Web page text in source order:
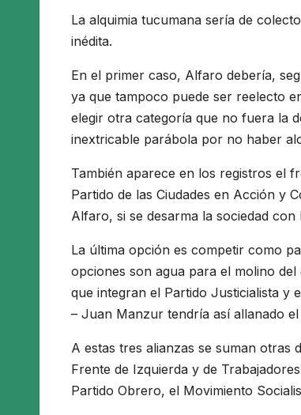
La alquimia tucumana sería de
inédita.
En el primer caso, Alfaro debería,
ya que tampoco puede ser reelecto
elegir otra categoría que no fuera la
inextricable parábola por no haber
También aparece en los registros el
Partido de las Ciudades en Acción y
Alfaro, si se desarma la sociedad con
La última opción es competir como
opciones son agua para el molino
que integran el Partido Justicialista y
– Juan Manzur tendría así allanado
A estas tres alianzas se suman
Frente de Izquierda y de
Partido Obrero, el Movimiento